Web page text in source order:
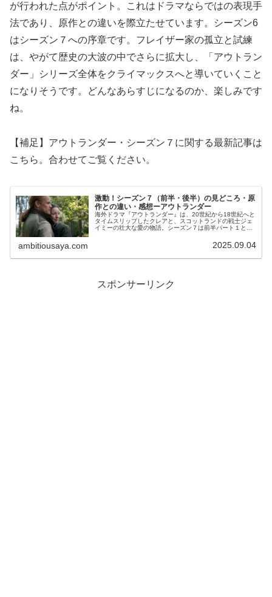
が行われた点がポイント。これはドラマならではの表現手
法であり、原作との違いを際立たせています。シーズン6
はシーズン７への序章です。フレイザー家の孤立と試練
は、やがて歴史の大波の中でさらに拡大し、「アウトラン
ダー」シリーズ全体をクライマックスへと導いていくこと
になりそうです。どんなあらすじになるのか、楽しみです
ね。
【補足】アウトランダー・シーズン７に関する最新記事は
こちら。合わせてご覧ください。
激動！シーズン７（前半・後半）の見どころ・原
作との違い・感想ーアウトランダー
海外ドラマ『アウトランダー』は、20世紀から18世紀へと
タイムスリップしたクレアと、スコットランドの戦士ジェ
イミーの壮大な愛の物語。シーズン７は前半パート１と後
ambitiousaya.com 2025.09.04
スポンサーリンク